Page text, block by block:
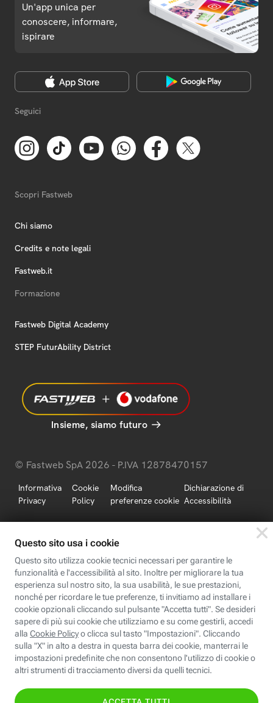
Un'app unica per
conoscere, informare,
ispirare
Seguici
Scopri Fastweb
Chi siamo
Credits e note legali
Fastweb.it
Formazione
Fastweb Digital Academy
STEP FuturAbility District
Insieme, siamo futuro
© Fastweb SpA 2026 - P.IVA 12878470157
Informativa
Privacy
Cookie
Policy
Modifica
preferenze cookie
Dichiarazione di
Accessibilità